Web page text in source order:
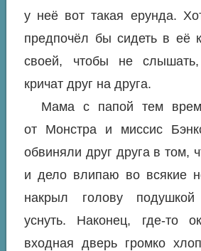
у неё вот такая ерунда.
предпочёл бы сидеть в её
своей, чтобы не
кричат друг на друга.
Мама с папой тем
от Монстра и миссис
обвиняли друг друга в том,
и дело влипаю во всякие
накрыл голову
уснуть. Наконец, где-то
входная дверь громко